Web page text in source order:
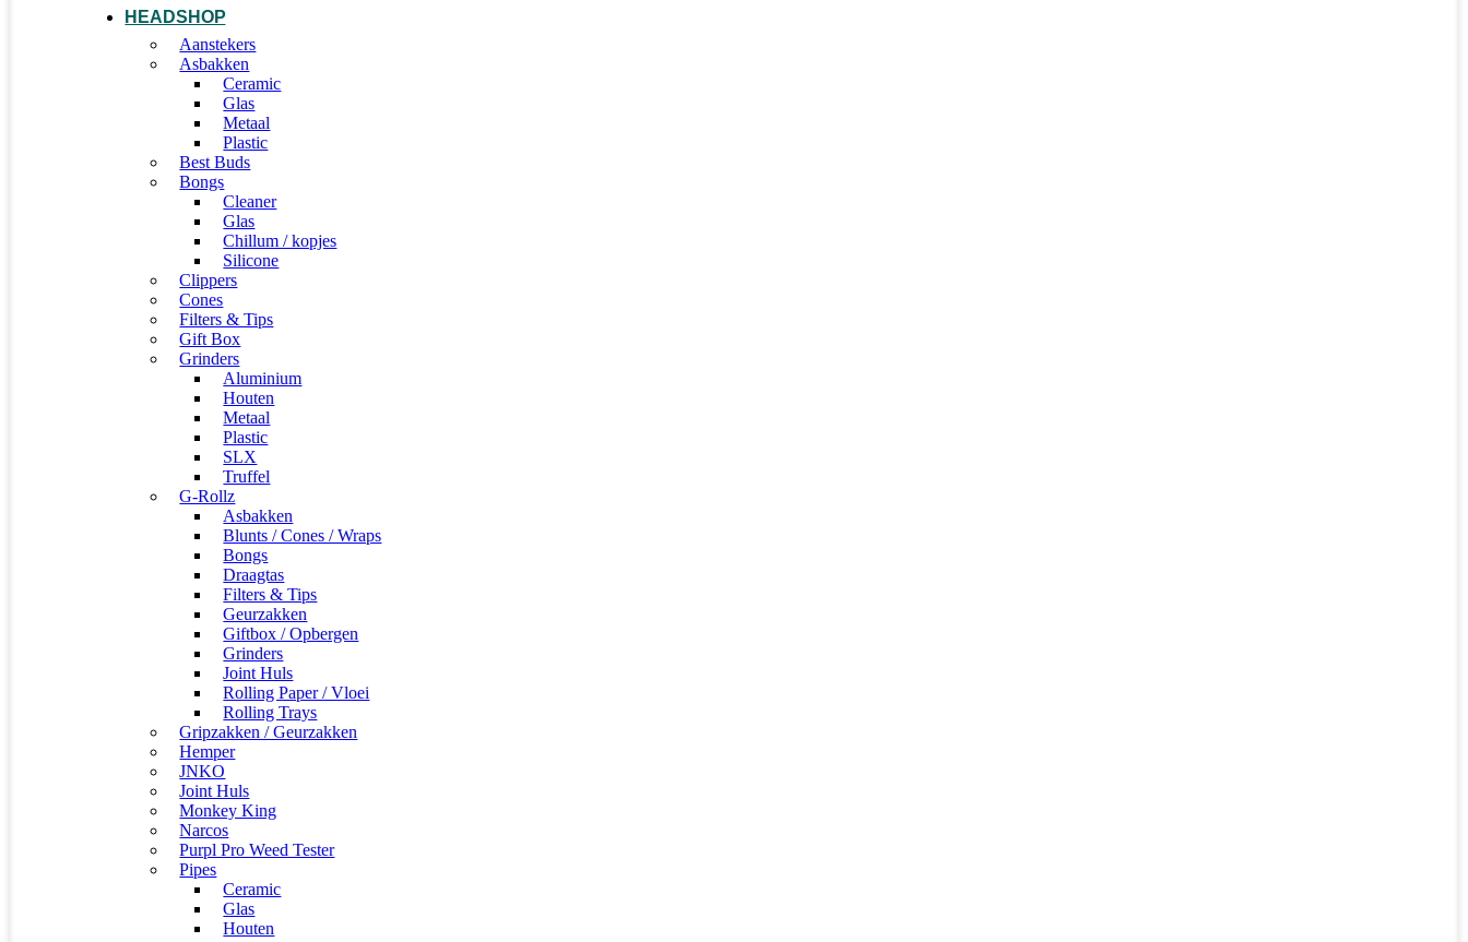
HEADSHOP
Aanstekers
Asbakken
Ceramic
Glas
Metaal
Plastic
Best Buds
Bongs
Cleaner
Glas
Chillum / kopjes
Silicone
Clippers
Cones
Filters & Tips
Gift Box
Grinders
Aluminium
Houten
Metaal
Plastic
SLX
Truffel
G-Rollz
Asbakken
Blunts / Cones / Wraps
Bongs
Draagtas
Filters & Tips
Geurzakken
Giftbox / Opbergen
Grinders
Joint Huls
Rolling Paper / Vloei
Rolling Trays
Gripzakken / Geurzakken
Hemper
JNKO
Joint Huls
Monkey King
Narcos
Purpl Pro Weed Tester
Pipes
Ceramic
Glas
Houten